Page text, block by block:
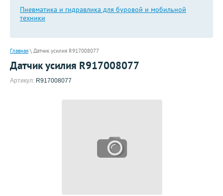
Пневматика и гидравлика для буровой и мобильной
техники
Главная\ Датчик усилия R917008077
Датчик усилия R917008077
Артикул: R917008077